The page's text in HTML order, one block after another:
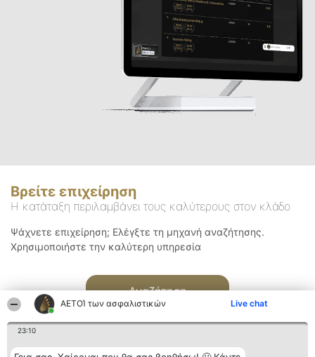
ΑΕΤΟΊ των ασφαλιστικών Live chat
23:10
Βρείτε επιχείρηση
Η κατάταξη περιλαμβάνει τους καλύτερους στον κλάδο
Ψάχνετε επιχείρηση; Ελέγξτε τη μηχανή αναζήτησης.
Χρησιμοποιήστε την καλύτερη υπηρεσία
Αναζήτηση